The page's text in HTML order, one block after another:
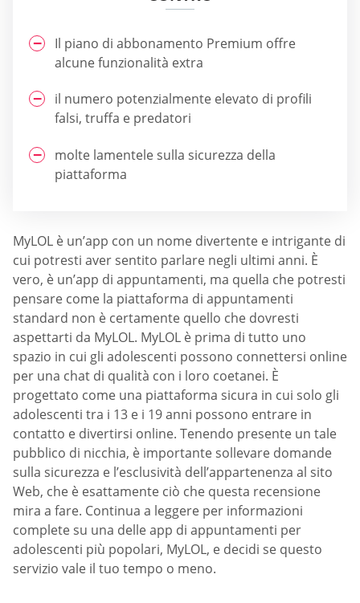
Il piano di abbonamento Premium offre
alcune funzionalità extra
il numero potenzialmente elevato di profili
falsi, truffa e predatori
molte lamentele sulla sicurezza della
piattaforma
MyLOL è un’app con un nome divertente e intrigante di
cui potresti aver sentito parlare negli ultimi anni. È
vero, è un’app di appuntamenti, ma quella che potresti
pensare come la piattaforma di appuntamenti
standard non è certamente quello che dovresti
aspettarti da MyLOL. MyLOL è prima di tutto uno
spazio in cui gli adolescenti possono connettersi online
per una chat di qualità con i loro coetanei. È
progettato come una piattaforma sicura in cui solo gli
adolescenti tra i 13 e i 19 anni possono entrare in
contatto e divertirsi online. Tenendo presente un tale
pubblico di nicchia, è importante sollevare domande
sulla sicurezza e l’esclusività dell’appartenenza al sito
Web, che è esattamente ciò che questa recensione
mira a fare. Continua a leggere per informazioni
complete su una delle app di appuntamenti per
adolescenti più popolari, MyLOL, e decidi se questo
servizio vale il tuo tempo o meno.